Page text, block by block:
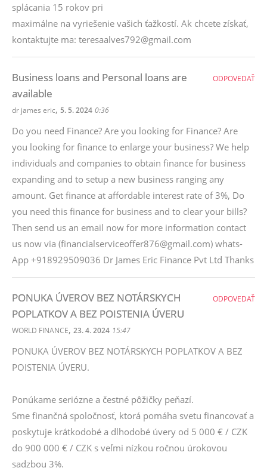
splácania 15 rokov pri
maximálne na vyriešenie vašich ťažkostí. Ak chcete získať,
kontaktujte ma: teresaalves792@gmail.com
Business loans and Personal loans are
available
dr james eric, 5. 5. 2024 0:36
Do you need Finance? Are you looking for Finance? Are
you looking for finance to enlarge your business? We help
individuals and companies to obtain finance for business
expanding and to setup a new business ranging any
amount. Get finance at affordable interest rate of 3%, Do
you need this finance for business and to clear your bills?
Then send us an email now for more information contact
us now via (financialserviceoffer876@gmail.com) whats-
App +918929509036 Dr James Eric Finance Pvt Ltd Thanks
ODPOVEDAŤ
PONUKA ÚVEROV BEZ NOTÁRSKYCH
POPLATKOV A BEZ POISTENIA ÚVERU
WORLD FINANCE, 23. 4. 2024 15:47
PONUKA ÚVEROV BEZ NOTÁRSKYCH POPLATKOV A BEZ
POISTENIA ÚVERU.
Ponúkame seriózne a čestné pôžičky peňazí.
Sme finančná spoločnosť, ktorá pomáha svetu financovať a
poskytuje krátkodobé a dlhodobé úvery od 5 000 € / CZK
do 900 000 € / CZK s veľmi nízkou ročnou úrokovou
sadzbou 3%.
ODPOVEDAŤ